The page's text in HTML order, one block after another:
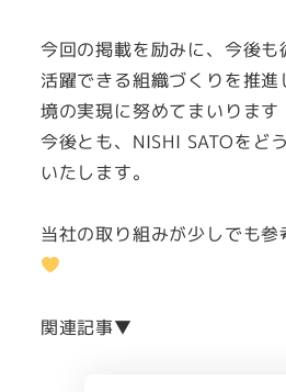
今回の掲載を励みに、今後
活躍できる組織づくりを推
境の実現に努めてまいります
今後とも、NISHI SATOをど
いたします。
当社の取り組みが少しでも
関連記事▼